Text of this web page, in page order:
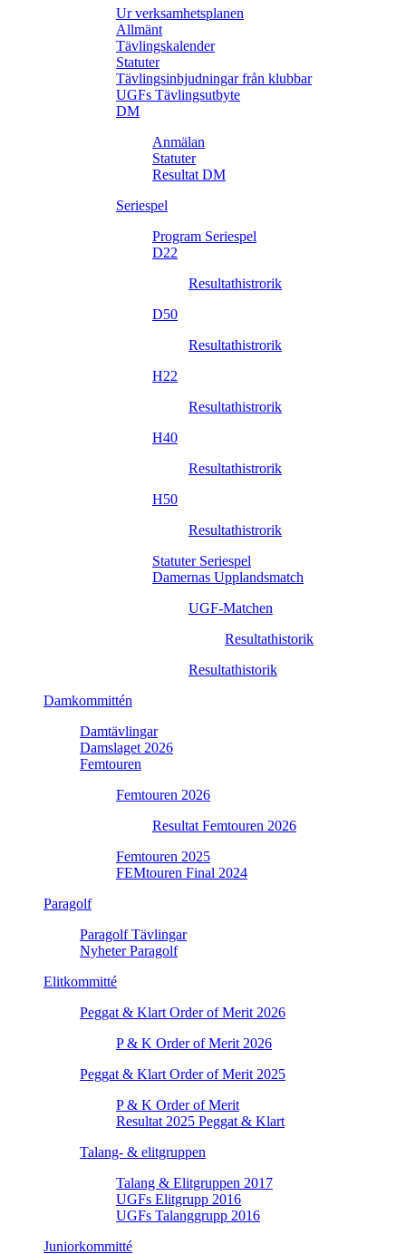
Ur verksamhetsplanen
Allmänt
Tävlingskalender
Statuter
Tävlingsinbjudningar från klubbar
UGFs Tävlingsutbyte
DM
Anmälan
Statuter
Resultat DM
Seriespel
Program Seriespel
D22
Resultathistrorik
D50
Resultathistrorik
H22
Resultathistrorik
H40
Resultathistrorik
H50
Resultathistrorik
Statuter Seriespel
Damernas Upplandsmatch
UGF-Matchen
Resultathistorik
Resultathistorik
Damkommittén
Damtävlingar
Damslaget 2026
Femtouren
Femtouren 2026
Resultat Femtouren 2026
Femtouren 2025
FEMtouren Final 2024
Paragolf
Paragolf Tävlingar
Nyheter Paragolf
Elitkommitté
Peggat & Klart Order of Merit 2026
P & K Order of Merit 2026
Peggat & Klart Order of Merit 2025
P & K Order of Merit
Resultat 2025 Peggat & Klart
Talang- & elitgruppen
Talang & Elitgruppen 2017
UGFs Elitgrupp 2016
UGFs Talanggrupp 2016
Juniorkommitté